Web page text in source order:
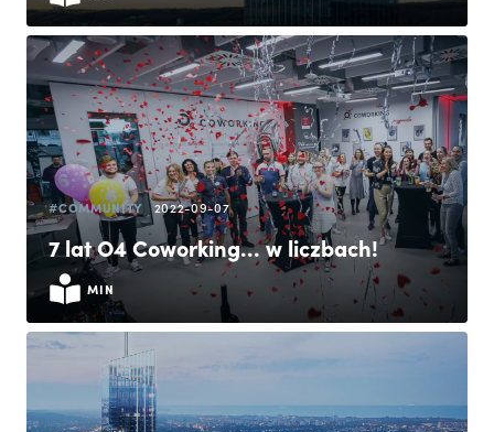
#COMMUNITY 2022-09-07
7 lat O4 Coworking… w liczbach!
MIN